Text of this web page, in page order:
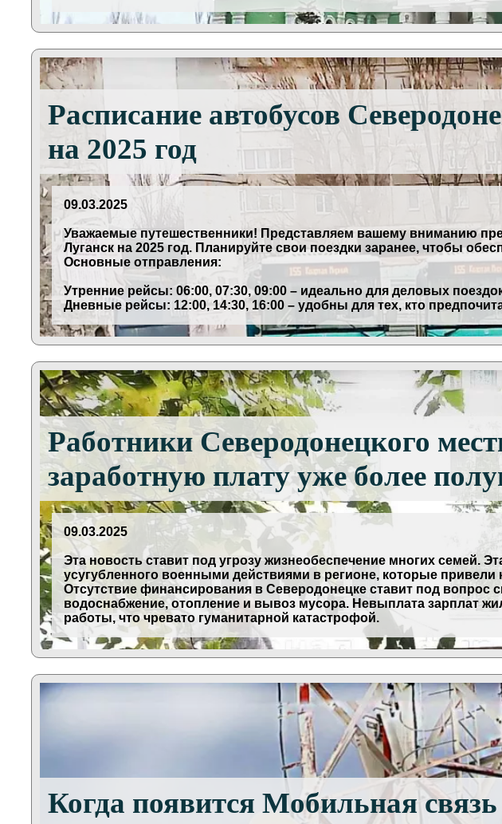
Расписание автобусов
на 2025 год
09.03.2025
Уважаемые путешественники! Представляем вашему вниманию
Луганск на 2025 год. Планируйте свои поездки заранее, чтобы
Основные отправления:
Утренние рейсы: 06:00, 07:30, 09:00 – идеально для деловых
Дневные рейсы: 12:00, 14:30, 16:00 – удобны для тех, кто
Работники Северодонецкого
заработную плату уже более
09.03.2025
Эта новость ставит под угрозу жизнеобеспечение многих семей.
усугубленного военными действиями в регионе, которые
Отсутствие финансирования в Северодонецке ставит под
водоснабжение, отопление и вывоз мусора. Невыплата зарплат
работы, что чревато гуманитарной катастрофой.
Когда появится Мобильная